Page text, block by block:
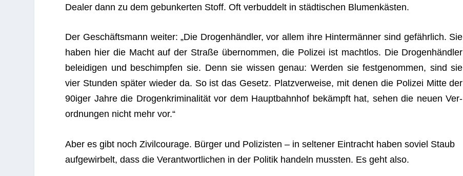
Dea­ler dann zu dem gebun­ker­ten Stoff. Oft ver­bud­delt in städtischen Blumenkästen.
Der Geschäftsmann wei­ter: „Die Drogenhändler, vor allem ihre Hintermänner sind gefährlich. Sie
haben hier die Macht auf der Straße übernommen, die Poli­zei ist macht­los. Die Drogenhändler
belei­di­gen und beschimp­fen sie. Denn sie wis­sen genau: Wer­den sie fest­ge­nom­men, sind sie
vier Stun­den später wie­der da. So ist das Gesetz. Platz­ver­weise, mit denen die Poli­zei Mitte der
90iger Jahre die Drogenkriminalität vor dem Haupt­bahn­hof bekämpft hat, sehen die neuen Ver­
ord­nun­gen nicht mehr vor.“
Aber es gibt noch Zivil­cou­rage. Bürger und Poli­zis­ten – in sel­te­ner Ein­tracht haben soviel Staub
auf­ge­wir­belt, dass die Ver­ant­wort­li­chen in der Poli­tik han­deln muss­ten. Es geht also.